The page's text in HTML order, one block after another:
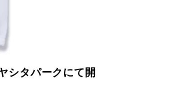
シタパークにて開